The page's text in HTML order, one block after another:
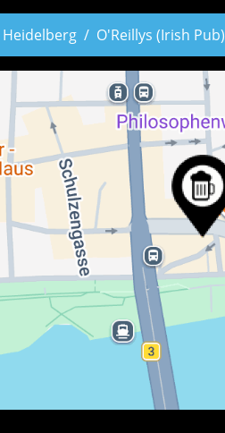
Heidelberg O'Reillys (Irish Pub)